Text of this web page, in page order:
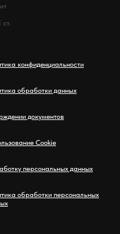
ст.
конфиденциальности
обработки данных
документов
Cookie
персональных данных
обработки персональных